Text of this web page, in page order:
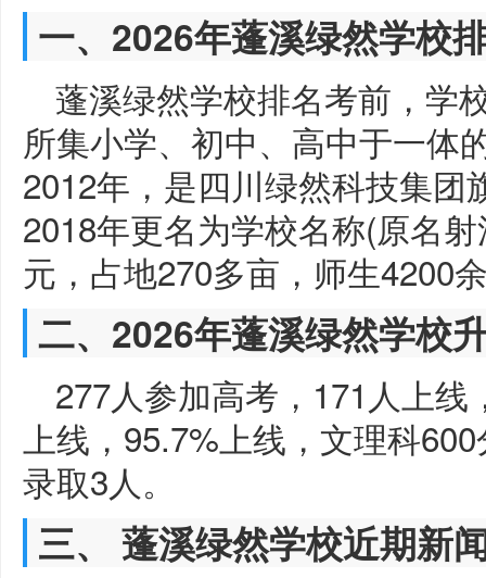
一、2026年蓬溪绿然学校
蓬溪绿然学校排名考前，学
所集小学、初中、高中于一体
2012年，是四川绿然科技集
2018年更名为学校名称(原名
元，占地270多亩，师生4200
二、2026年蓬溪绿然学校
277人参加高考，171人上
上线，95.7%上线，文理科
录取3人。
三、 蓬溪绿然学校近期新